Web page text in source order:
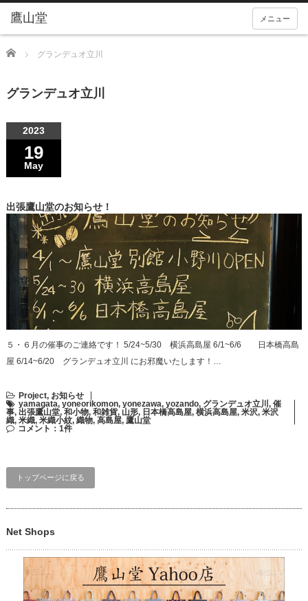
メニュー
Home グランデュオ立川
グランデュオ立川
2023
19
May
出張鷹山堂のお知らせ！
５・６月の催事のご連絡です！ 5/24~5/30 横浜高島屋 6/1~6/6 日本橋高島
屋 6/14~6/20 グランデュオ立川 にお邪魔いたします！…
Project, お知らせ
yamagata, yoneorikomon, yonezawa, yozando, グランデュオ立川 , 催
事, 出張鷹山堂, 和小物, 和雑貨, 山形, 日本橋高島屋, 横浜高島屋, 米沢, 米沢
織, 米織, 米織小紋, 織物, 高島屋, 鷹山堂
コメント：1件
トップページに戻る
Net Shops